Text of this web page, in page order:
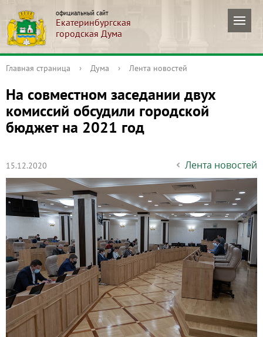
официальный сайт
Екатеринбургская
городская Дума
Главная страница › Дума › Лента новостей
На совместном заседании двух
комиссий обсудили городской
бюджет на 2021 год
15.12.2020 Лента новостей